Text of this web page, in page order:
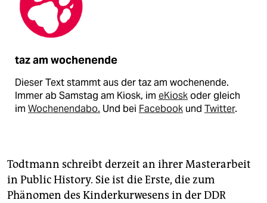
taz am wochenende
Dieser Text stammt aus der taz am wochenende.
Immer ab Samstag am Kiosk, im eKioskoder gleich
im Wochenendabo. Und bei Facebook und Twitter.
Todtmann schreibt derzeit an ihrer Masterarbeit
in Public History. Sie ist die Erste, die zum
Phänomen des Kinderkurwesens in der DDR